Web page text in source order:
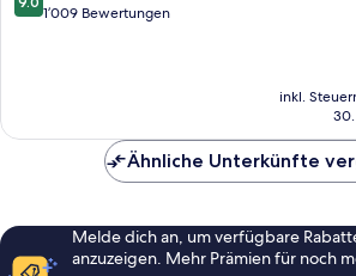
von1’009 Bewertungen
inkl.
30.
Ähnliche Unterkünfte
Melde dich an, um verfügbare
anzuzeigen. Mehr Prämien für noch